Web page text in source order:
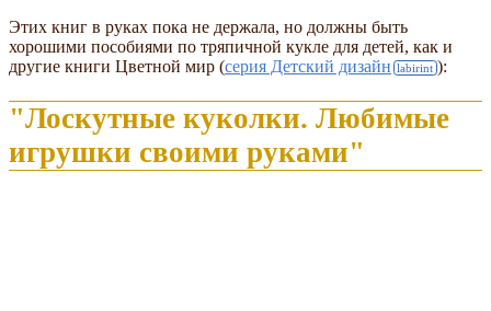
Этих книг в руках пока не держала, но должны быть
хорошими пособиями по тряпичной кукле для детей, как и
другие книги Цветной мир (серия Детский дизайн ):
"Лоскутные куколки. Любимые
игрушки своими руками"